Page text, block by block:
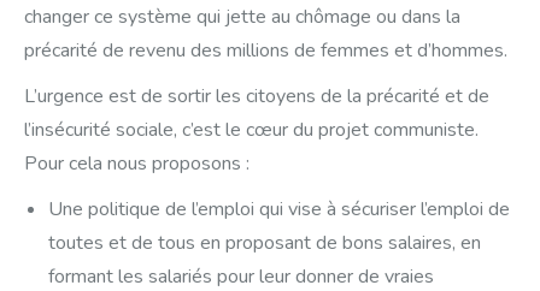
changer ce système qui jette au chômage ou dans la
précarité de revenu des millions de femmes et d’hommes.
L’urgence est de sortir les citoyens de la précarité et de
l’insécurité sociale, c’est le cœur du projet communiste.
Pour cela nous proposons :
Une politique de l’emploi qui vise à sécuriser l’emploi de
toutes et de tous en proposant de bons salaires, en
formant les salariés pour leur donner de vraies